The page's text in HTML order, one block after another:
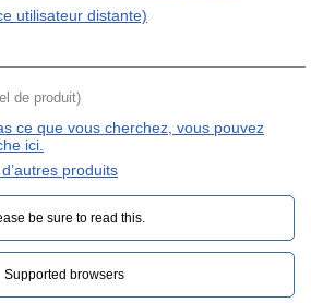
utilisateur distante)
de produit)
ce que vous cherchez, vous pouvez
ici.
produits
be sure to read this.‎
Supported browsers